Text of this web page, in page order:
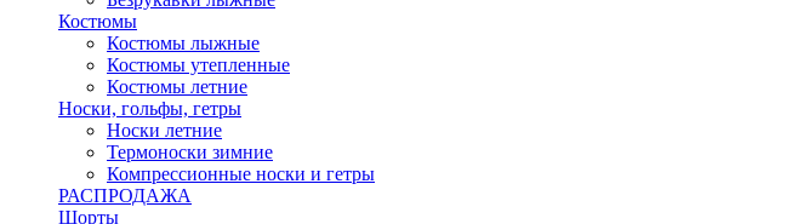
Костюмы
Костюмы лыжные
Костюмы утепленные
Костюмы летние
Носки, гольфы, гетры
Носки летние
Термоноски зимние
Компрессионные носки и гетры
РАСПРОДАЖА
Шорты